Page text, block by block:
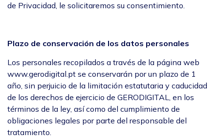
de Privacidad, le solicitaremos su consentimiento.
Plazo de conservación de los datos personales
Los personales recopilados a través de la página web
www.gerodigital.pt se conservarán por un plazo de 1
año, sin perjuicio de la limitación estatutaria y caducidad
de los derechos de ejercicio de GERODIGITAL, en los
términos de la ley, así como del cumplimiento de
obligaciones legales por parte del responsable del
tratamiento.